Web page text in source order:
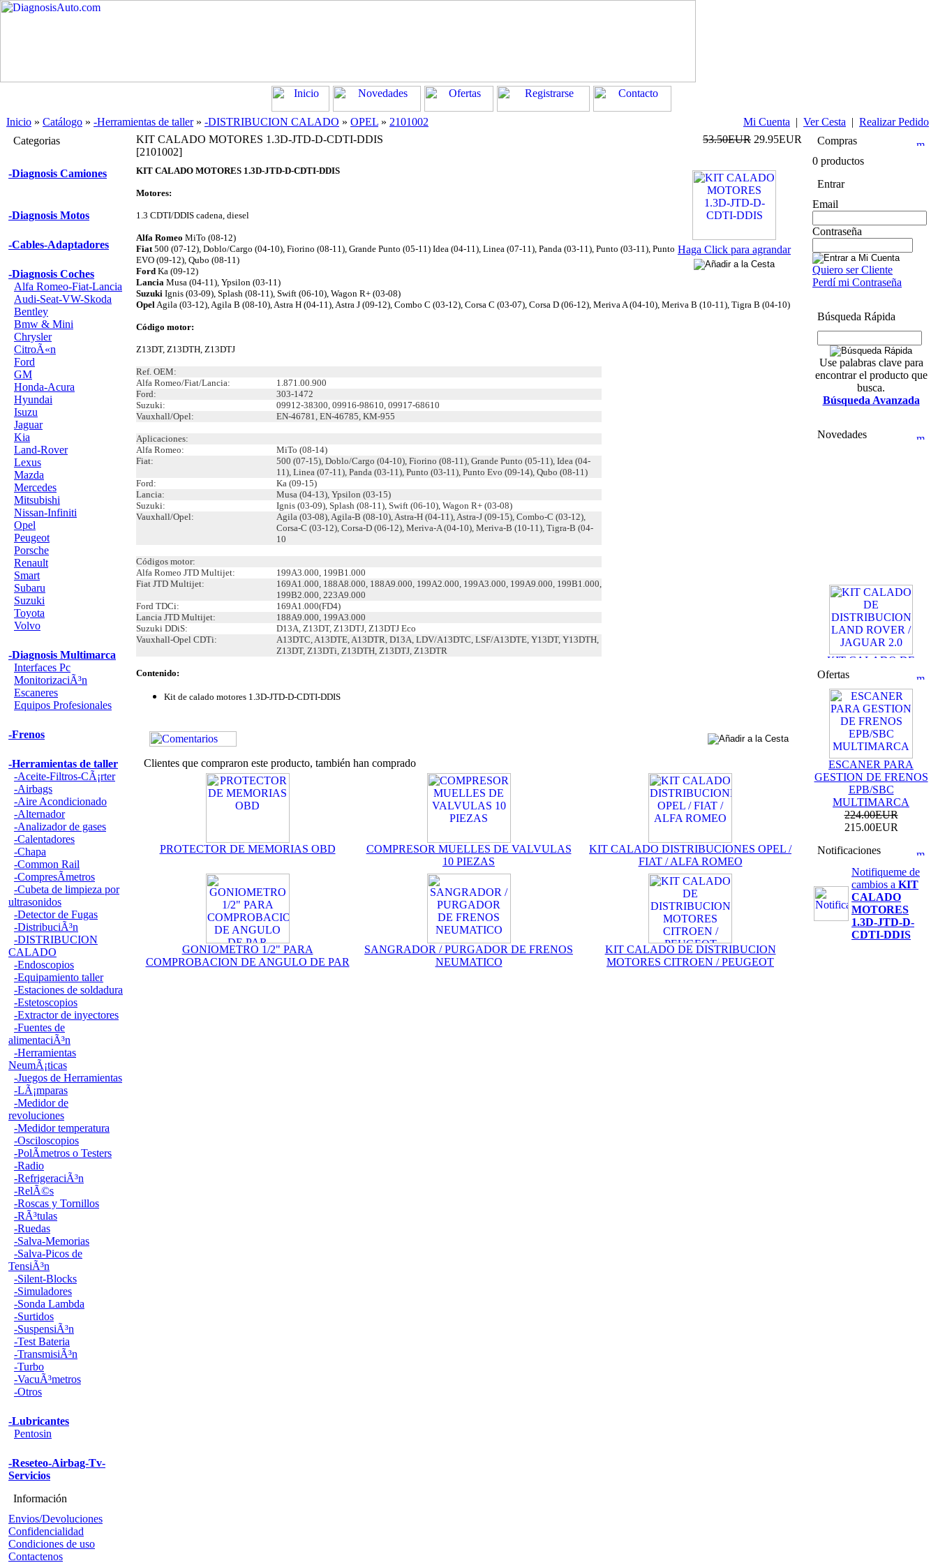
Inicio » Catálogo » -Herramientas de taller» -DISTRIBUCION CALADO » OPEL » 2101002 Mi Cuenta | Ver Cesta | Realizar Pedido
Categorias
-Diagnosis Camiones
-Diagnosis Motos
-Cables-Adaptadores
-Diagnosis Coches
Alfa Romeo-Fiat-Lancia
Audi-Seat-VW-Skoda
Bentley
Bmw & Mini
Chrysler
CitroÃ«n
Ford
GM
Honda-Acura
Hyundai
Isuzu
Jaguar
Kia
Land-Rover
Lexus
Mazda
Mercedes
Mitsubishi
Nissan-Infiniti
Opel
Peugeot
Porsche
Renault
Smart
Subaru
Suzuki
Toyota
Volvo
-Diagnosis Multimarca
Interfaces Pc
MonitorizaciÃ³n
Escaneres
Equipos Profesionales
-Frenos
-Herramientas de taller
-Aceite-Filtros-CÃ¡rter
-Airbags
-Aire Acondicionado
-Alternador
-Analizador de gases
-Calentadores
-Chapa
-Common Rail
-CompresÃ­metros
-Cubeta de limpieza por
ultrasonidos
-Detector de Fugas
-DistribuciÃ³n
-DISTRIBUCION
CALADO
-Endoscopios
-Equipamiento taller
-Estaciones de soldadura
-Estetoscopios
-Extractor de inyectores
-Fuentes de
alimentaciÃ³n
-Herramientas
NeumÃ¡ticas
-Juegos de Herramientas
-LÃ¡mparas
-Medidor de
revoluciones
-Medidor temperatura
-Osciloscopios
-PolÃ­metros o Testers
-Radio
-RefrigeraciÃ³n
-RelÃ©s
-Roscas y Tornillos
-RÃ³tulas
-Ruedas
-Salva-Memorias
-Salva-Picos de
TensiÃ³n
-Silent-Blocks
-Simuladores
-Sonda Lambda
-Surtidos
-SuspensiÃ³n
-Test Bateria
-TransmisiÃ³n
-Turbo
-VacuÃ³metros
-Otros
-Lubricantes
Pentosin
-Reseteo-Airbag-Tv-
Servicios
Información
Envios/Devoluciones
Confidencialidad
Condiciones de uso
Contactenos
KIT CALADO MOTORES 1.3D-JTD-D-CDTI-DDIS
[2101002]
53.50EUR 29.95EUR
Haga Click para agrandar
KIT CALADO MOTORES 1.3D-JTD-D-CDTI-DDIS
Motores:
1.3 CDTI/DDIS cadena, diesel
Alfa Romeo MiTo (08-12)
Fiat500 (07-12), Doblo/Cargo (04-10), Fiorino (08-11), Grande Punto (05-11) Idea (04-11), Linea (07-11), Panda (03-11), Punto (03-11), Punto
EVO (09-12), Qubo (08-11)
Ford Ka (09-12)
Lancia Musa (04-11), Ypsilon (03-11)
Suzuki Ignis (03-09), Splash (08-11), Swift (06-10), Wagon R+ (03-08)
OpelAgila (03-12), Agila B (08-10), Astra H (04-11), Astra J (09-12), Combo C (03-12), Corsa C (03-07), Corsa D (06-12), Meriva A (04-10), Meriva B (10-11), Tigra B (04-10)
Código motor:
Z13DT, Z13DTH, Z13DTJ
Ref. OEM:
Alfa Romeo/Fiat/Lancia:
1.871.00.900
Ford:
303-1472
Suzuki:
09912-38300, 09916-98610, 09917-68610
Vauxhall/Opel:
EN-46781, EN-46785, KM-955
Aplicaciones:
Alfa Romeo:
MiTo (08-14)
Fiat:
500 (07-15), Doblo/Cargo (04-10), Fiorino (08-11), Grande Punto (05-11), Idea (04-
11), Linea (07-11), Panda (03-11), Punto (03-11), Punto Evo (09-14), Qubo (08-11)
Ford:
Ka (09-15)
Lancia:
Musa (04-13), Ypsilon (03-15)
Suzuki:
Ignis (03-09), Splash (08-11), Swift (06-10), Wagon R+ (03-08)
Vauxhall/Opel:
Agila (03-08), Agila-B (08-10), Astra-H (04-11), Astra-J (09-15), Combo-C (03-12),
Corsa-C (03-12), Corsa-D (06-12), Meriva-A (04-10), Meriva-B (10-11), Tigra-B (04-
10
Códigos motor:
Alfa Romeo JTD Multijet:
199A3.000, 199B1.000
Fiat JTD Multijet:
169A1.000, 188A8.000, 188A9.000, 199A2.000, 199A3.000, 199A9.000, 199B1.000,
199B2.000, 223A9.000
Ford TDCi:
169A1.000(FD4)
Lancia JTD Multijet:
188A9.000, 199A3.000
Suzuki DDiS:
D13A, Z13DT, Z13DTJ, Z13DTJ Eco
Vauxhall-Opel CDTi:
A13DTC, A13DTE, A13DTR, D13A, LDV/A13DTC, LSF/A13DTE, Y13DT, Y13DTH,
Z13DT, Z13DTi, Z13DTH, Z13DTJ, Z13DTR
Contenido:
Kit de calado motores 1.3D-JTD-D-CDTI-DDIS
Clientes que compraron este producto, también han comprado
PROTECTOR DE MEMORIAS OBD
COMPRESOR MUELLES DE VALVULAS
10 PIEZAS
KIT CALADO DISTRIBUCIONES OPEL /
FIAT / ALFA ROMEO
GONIOMETRO 1/2" PARA
COMPROBACION DE ANGULO DE PAR
SANGRADOR / PURGADOR DE FRENOS
NEUMATICO
KIT CALADO DE DISTRIBUCION
MOTORES CITROEN / PEUGEOT
Compras
0 productos
Entrar
Email
Contraseña
Quiero ser Cliente
Perdí mi Contraseña
Búsqueda Rápida
Use palabras clave para
encontrar el producto que
busca.
Búsqueda Avanzada
Novedades
KIT CALADO DE
LAND ROVER /
JAGUAR 2.0
69.99EUR
59.99EUR
---------
KIT DE CALADO
FORD MOTORES
69.99EUR
---------
Ofertas
ESCANER PARA
GESTION DE FRENOS
EPB/SBC
MULTIMARCA
224.00EUR
215.00EUR
Notificaciones
Notifiqueme de
cambios a KIT
CALADO
MOTORES
1.3D-JTD-D-
CDTI-DDIS